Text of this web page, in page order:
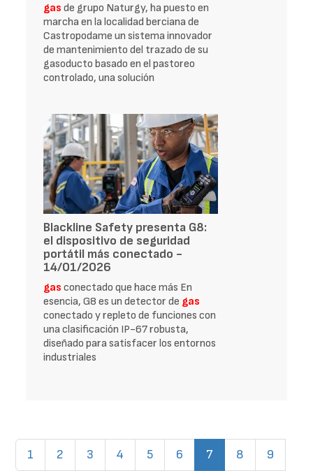
gas de grupo Naturgy, ha puesto en
marcha en la localidad berciana de
Castropodame un sistema innovador
de mantenimiento del trazado de su
gasoducto basado en el pastoreo
controlado, una solución
Blackline Safety presenta G8:
el dispositivo de seguridad
portátil más conectado -
14/01/2026
gas conectado que hace más En
esencia, G8 es un detector de gas
conectado y repleto de funciones con
una clasificación IP-67 robusta,
diseñado para satisfacer los entornos
industriales
1 2 3 4 5 6 7(current)
8 9